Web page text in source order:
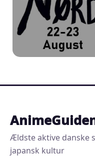
Ældste aktive danske
japansk kultur